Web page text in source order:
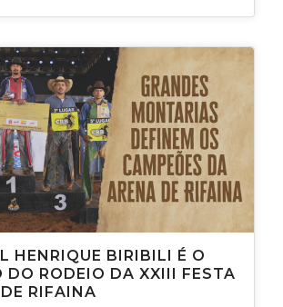
HENRIQUE BIRIBILI É O
DO RODEIO DA XXIII FESTA
RIFAINA